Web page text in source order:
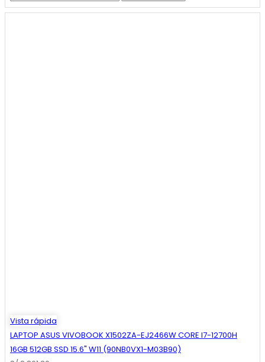
Vista rápida
LAPTOP ASUS VIVOBOOK X1502ZA-EJ2466W CORE I7-12700H
16GB 512GB SSD 15.6" W11 (90NB0VX1-M03B90)